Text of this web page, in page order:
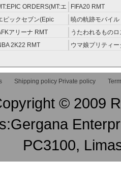
ーカラーズ(シャニマス)
ピリット RMT
ORDERS(MT:エ
ック・オーダーズ)
FIFA20 RMT
ピックセブン(Epic
RMT
暁の軌跡モバイル
伝説 ） RMT
アリーナ RMT
うたわれるもの
ラグ(ロスフラ)
2K22 RMT
ウマ娘プリティー
Shipping policy Private policy
© 2009
PC3100,